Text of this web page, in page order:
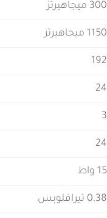
300 ميجاهيرتز
1150 ميجاهيرتز
192
24
3
24
15 واط
0.38 تيرافلوبس